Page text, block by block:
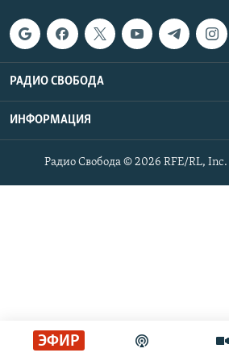
РАСПИСАНИЕ ВЕЩАНИЯ
ПОДПИШИТЕСЬ НА РАССЫЛКУ
СОЦИАЛЬНЫЕ СЕТИ
ЭФИР
РАДИО СВОБОДА
ИНФОРМАЦИЯ
Радио Свобода © 2026 RFE/RL,